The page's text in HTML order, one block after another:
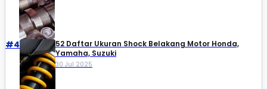
#4
52 Daftar Ukuran Shock Belakang Motor Honda,
Yamaha, Suzuki​
30 Jul 2025